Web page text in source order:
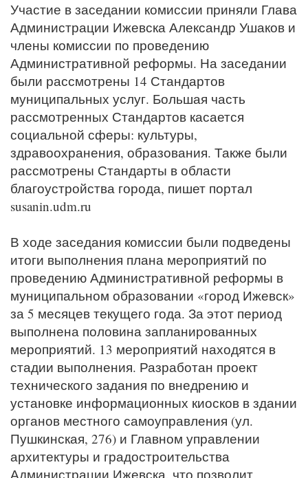
Участие в заседании комиссии приняли Глава
Администрации Ижевска Александр Ушаков и
члены комиссии по проведению
Административной реформы. На заседании
были рассмотрены 14 Стандартов
муниципальных услуг. Большая часть
рассмотренных Стандартов касается
социальной сферы: культуры,
здравоохранения, образования. Также были
рассмотрены Стандарты в области
благоустройства города, пишет портал
susanin.udm.ru
В ходе заседания комиссии были подведены
итоги выполнения плана мероприятий по
проведению Административной реформы в
муниципальном образовании «город Ижевск»
за 5 месяцев текущего года. За этот период
выполнена половина запланированных
мероприятий. 13 мероприятий находятся в
стадии выполнения. Разработан проект
технического задания по внедрению и
установке информационных киосков в здании
органов местного самоуправления (ул.
Пушкинская, 276) и Главном управлении
архитектуры и градостроительства
Администрации Ижевска, что позволит